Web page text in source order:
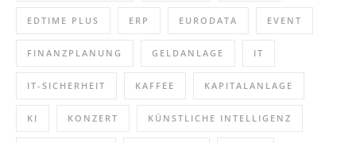
EDTIME PLUS ERP EURODATA EVENT
FINANZPLANUNG GELDANLAGE IT
IT-SICHERHEIT KAFFEE KAPITALANLAGE
KI KONZERT KÜNSTLICHE INTELLIGENZ